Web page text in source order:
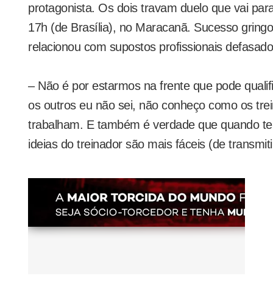
protagonista. Os dois travam duelo que vai
17h (de Brasília), no Maracanã. Sucesso
relacionou com supostos profissionais
– Não é por estarmos na frente que pode
os outros eu não sei, não conheço como os
trabalham. E também é verdade que quando
ideias do treinador são mais fáceis (de